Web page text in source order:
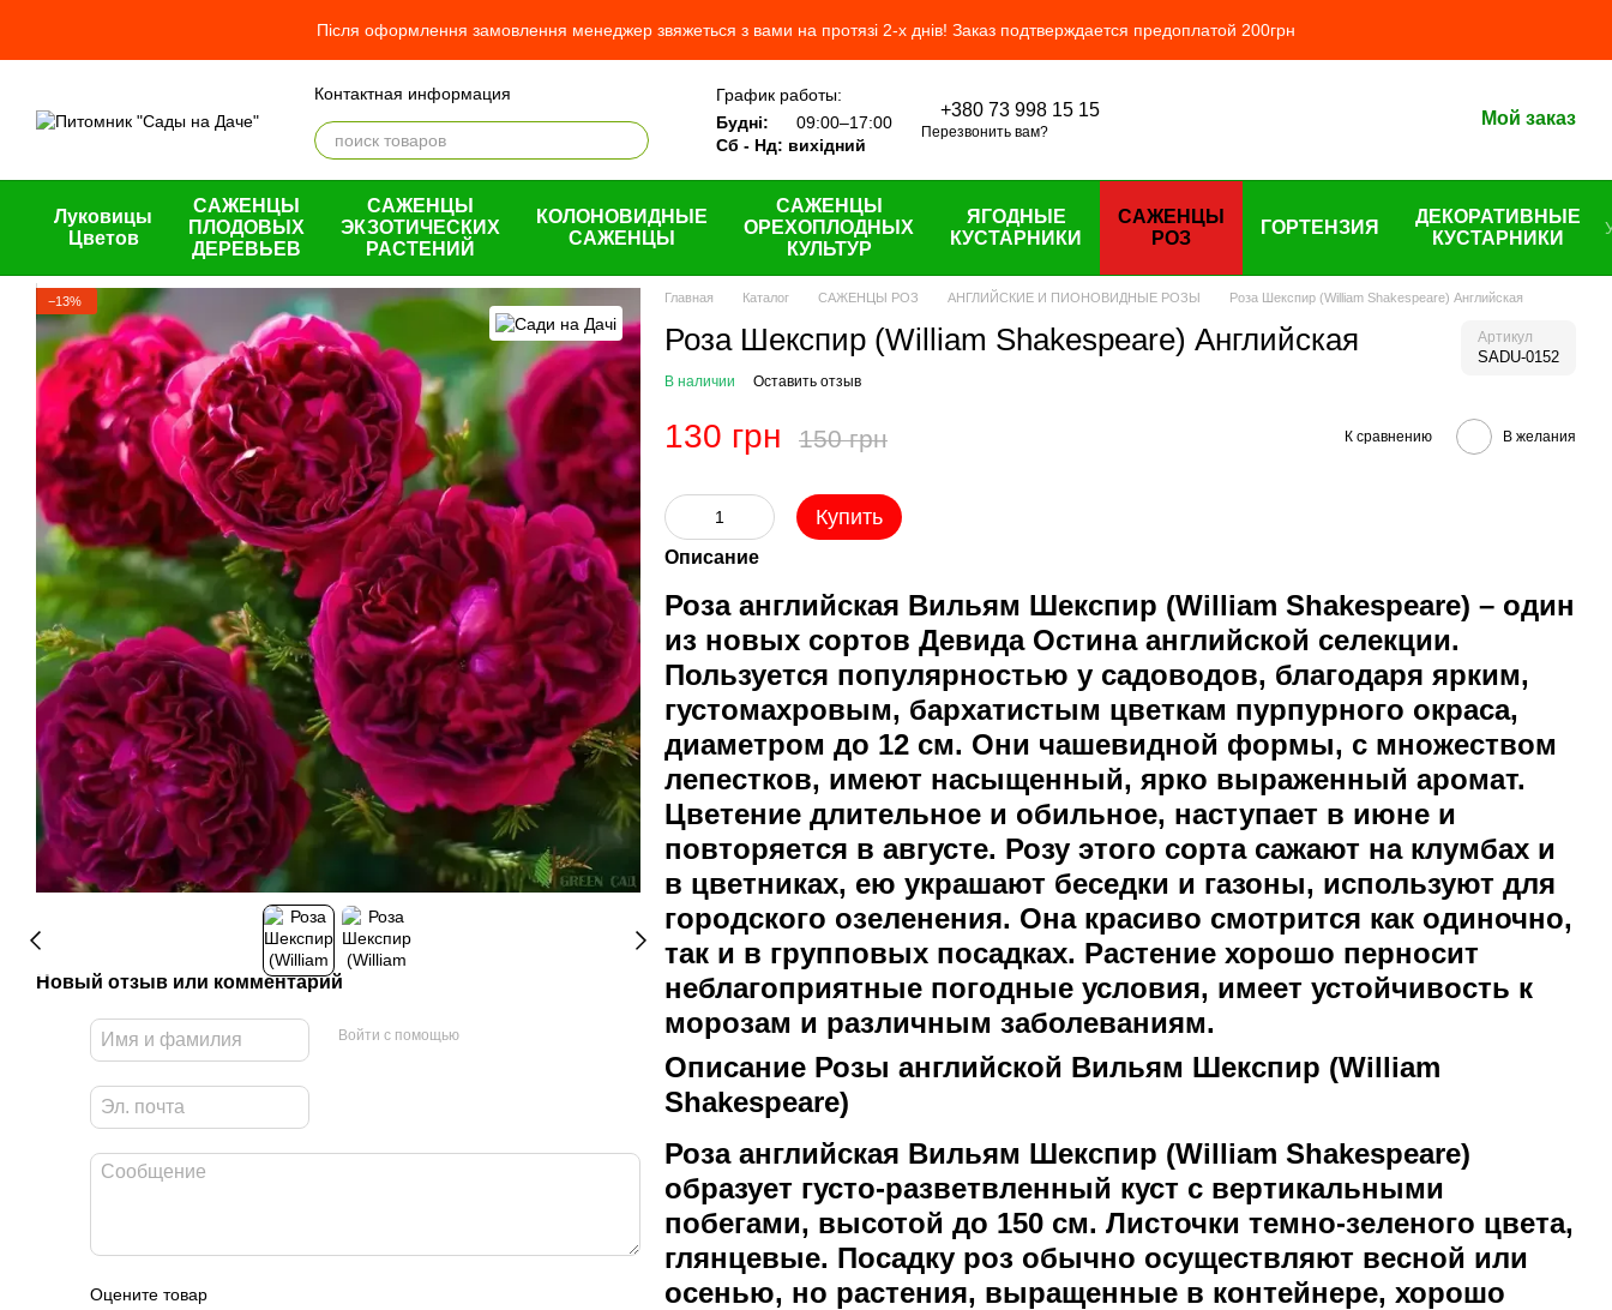
Після оформлення замовлення менеджер звяжеться з вами на протязі 2-х днів! Заказ подтверждается предоплатой 200грн
Контактная информация
Отзывы о магазине
О нас
Оплата и доставка
График работы:
Будні:
09:00–17:00
Сб - Нд: вихідний
+380 73 998 15 15
Перезвонить вам?
Мой заказ
Луковицы
Цветов
САЖЕНЦЫ
ПЛОДОВЫХ
ДЕРЕВЬЕВ
САЖЕНЦЫ
ЭКЗОТИЧЕСКИХ
РАСТЕНИЙ
КОЛОНОВИДНЫЕ
САЖЕНЦЫ
САЖЕНЦЫ
ОРЕХОПЛОДНЫХ
КУЛЬТУР
ЯГОДНЫЕ
КУСТАРНИКИ
САЖЕНЦЫ
РОЗ
ГОРТЕНЗИЯ
ДЕКОРАТИВНЫЕ
КУСТАРНИКИ
−13%
Новый отзыв или комментарий
Войти с помощью
Оцените товар
Главная Каталог САЖЕНЦЫ РОЗ АНГЛИЙСКИЕ И ПИОНОВИДНЫЕ РОЗЫ Роза Шекспир (William Shakespeare) Английская
Роза Шекспир (William Shakespeare) Английская Артикул
SADU-0152
В наличии Оставить отзыв
130 грн 150 грн К сравнению В желания
Купить
Описание
Роза английская Вильям Шекспир (William Shakespeare) – один
из новых сортов Девида Остина английской селекции.
Пользуется популярностью у садоводов, благодаря ярким,
густомахровым, бархатистым цветкам пурпурного окраса,
диаметром до 12 см. Они чашевидной формы, с множеством
лепестков, имеют насыщенный, ярко выраженный аромат.
Цветение длительное и обильное, наступает в июне и
повторяется в августе. Розу этого сорта сажают на клумбах и
в цветниках, ею украшают беседки и газоны, используют для
городского озеленения. Она красиво смотрится как одиночно,
так и в групповых посадках. Растение хорошо перносит
неблагоприятные погодные условия, имеет устойчивость к
морозам и различным заболеваниям.
Описание Розы английской Вильям Шекспир (William
Shakespeare)
Роза английская Вильям Шекспир (William Shakespeare)
образует густо-разветвленный куст с вертикальными
побегами, высотой до 150 см. Листочки темно-зеленого цвета,
глянцевые. Посадку роз обычно осуществляют весной или
осенью, но растения, выращенные в контейнере, хорошо